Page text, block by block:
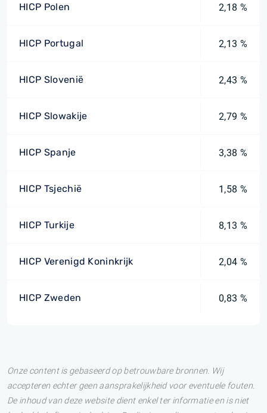
HICP Polen 2,18 %
HICP Portugal 2,13 %
HICP Slovenië 2,43 %
HICP Slowakije 2,79 %
HICP Spanje 3,38 %
HICP Tsjechië 1,58 %
HICP Turkije 8,13 %
HICP Verenigd Koninkrijk 2,04 %
HICP Zweden 0,83 %
Onze content is gebaseerd op betrouwbare bronnen. Wij
accepteren echter geen aansprakelijkheid voor eventuele fouten.
De inhoud van deze website dient enkel ter informatie en is niet